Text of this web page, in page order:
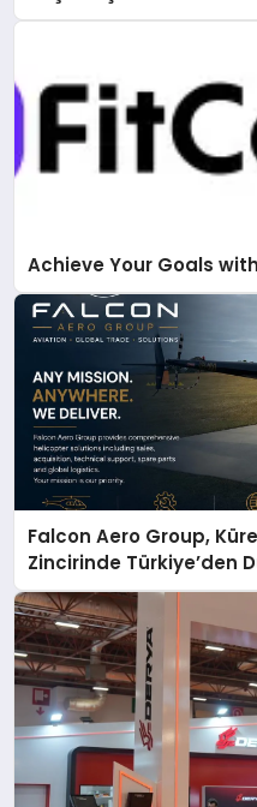
Achieve Your Goals
Falcon Aero Group,
Zincirinde Türkiye’den